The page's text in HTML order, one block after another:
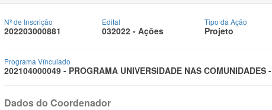
Nº de Inscrição
202203000881
Edital
032022 - Ações
Tipo da Ação
Projeto
Programa Vínculado
202104000049 - PROGRAMA UNIVERSIDADE NAS COMUNIDADES
Dados do Coordenador